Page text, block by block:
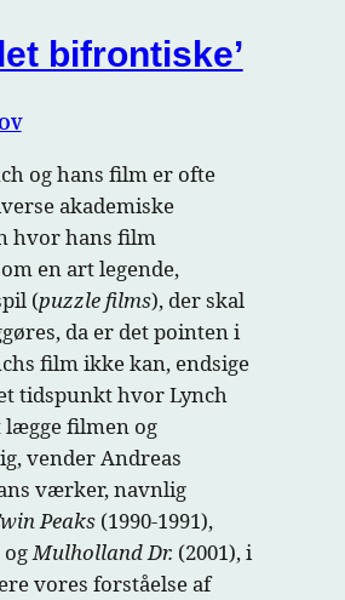
bifrontiske’
og hans film er ofte
akademiske
hvor hans film
en art legende,
(puzzle films), der skal
da er det pointen i
film ikke kan, endsige
tidspunkt hvor Lynch
lægge filmen og
vender Andreas
værker, navnlig
Peaks (1990-1991),
ogMulholland Dr. (2001), i
vores forståelse af